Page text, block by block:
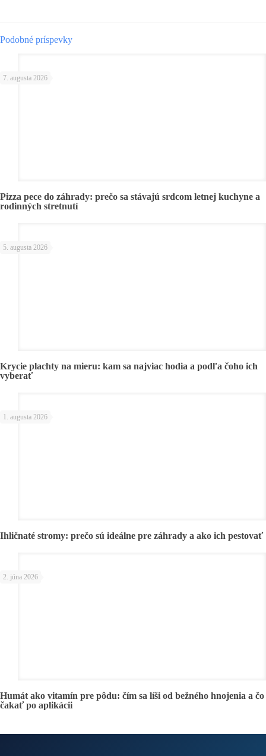
Podobné príspevky
7. augusta 2026
Pizza pece do záhrady: prečo sa stávajú srdcom letnej kuchyne a
rodinných stretnutí
5. augusta 2026
Krycie plachty na mieru: kam sa najviac hodia a podľa čoho ich
vyberať
1. augusta 2026
Ihličnaté stromy: prečo sú ideálne pre záhrady a ako ich pestovať
2. júna 2026
Humát ako vitamín pre pôdu: čím sa líši od bežného hnojenia a čo
čakať po aplikácii